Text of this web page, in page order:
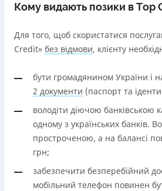
Кому видають позики в Tор
Для того, щоб скористатися
Credit» без відмови, клієнту
бути громадянином України і
2 документи (паспорт та
володіти діючою банківською
одному з українських банків.
простроченою, а на балансі
грн;
забезпечити безперебійний
мобільний телефон повинен